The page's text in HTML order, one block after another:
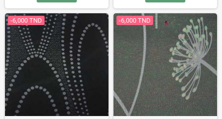
-6,000 TND -6,000 TND